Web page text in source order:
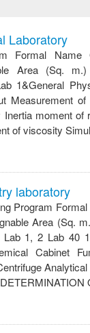
Laboratory
Formal Name
Area (Sq.
1&General
Measurement
moment of
of viscosity
laboratory
Program
Area (Sq.
Lab 1, 2 Lab 40
Cabinet